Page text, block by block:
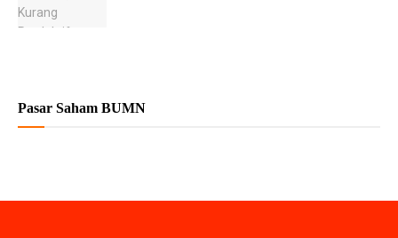
Pasar Saham BUMN